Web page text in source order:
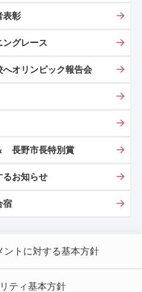
表彰
グレース
オリンピック報告会
長野市長特別賞
るお知らせ
宿
ントに対する基本方針
ティ基本方針